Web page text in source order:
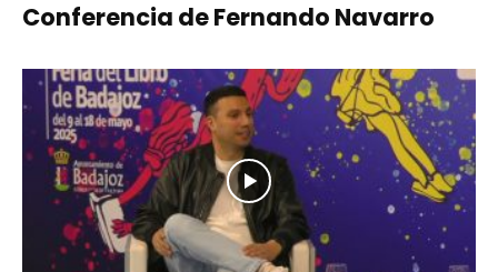
Conferencia de Fernando Navarro